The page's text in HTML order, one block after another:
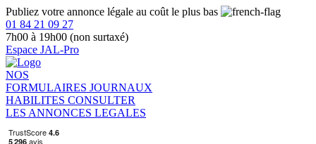
Publiez votre annonce légale au coût le plus bas
01 84 21 09 27
7h00 à 19h00 (non surtaxé)
Espace JAL-Pro
NOS
FORMULAIRES JOURNAUX
HABILITES CONSULTER
LES ANNONCES LEGALES